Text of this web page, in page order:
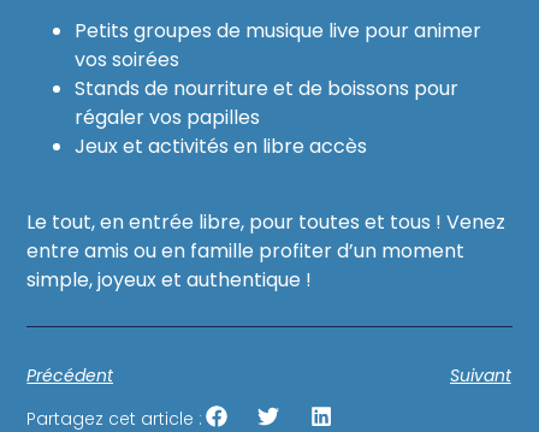
Petits groupes de musique live pour animer
vos soirées
Stands de nourriture et de boissons pour
régaler vos papilles
Jeux et activités en libre accès
Le tout, en entrée libre, pour toutes et tous ! Venez
entre amis ou en famille profiter d’un moment
simple, joyeux et authentique !
Précédent
Suivant
Partagez cet article :